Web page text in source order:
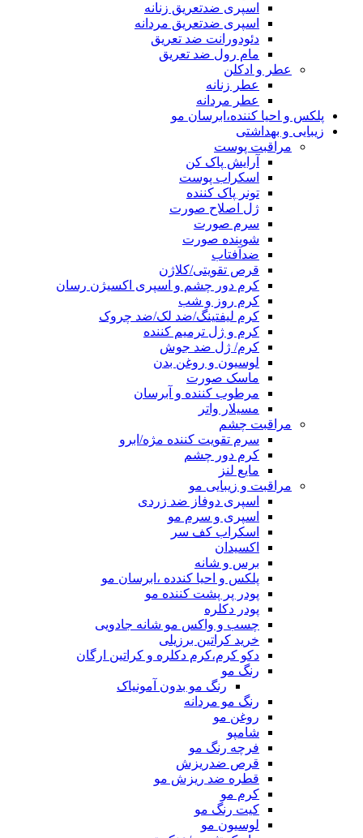
اسپری ضدتعریق زنانه
اسپری ضدتعریق مردانه
دئودورانت ضد تعریق
مام رول ضد تعریق
عطر و ادکلن
عطر زنانه
عطر مردانه
پلکس و احیا کننده،ابرسان مو
زیبایی و بهداشتی
مراقبت پوست
آرایش پاک کن
اسکراب پوست
تونر پاک کننده
ژل اصلاح صورت
سرم صورت
شوینده صورت
ضدآفتاب
قرص تقویتی/کلاژن
کرم دور چشم و اسپری اکسیژن رسان
کرم روز و شب
کرم لیفتینگ/ضد لک/ضد چروک
کرم و ژل ترمیم کننده
کرم/ ژل ضد جوش
لوسیون و روغن بدن
ماسک صورت
مرطوب کننده و آبرسان
مسیلار واتر
مراقبت چشم
سرم تقویت کننده مژه/ابرو
کرم دور چشم
مایع لنز
مراقبت و زیبایی مو
اسپری دوفاز ضد زردی
اسپری و سرم مو
اسکراب کف سر
اکسیدان
برس و شانه
پلکس و احیا کندده ،ابرسان مو
پودر پر پشت کننده مو
پودر دکلره
چسب و واکس مو شانه جادویی
خرید کراتین برزیلی
دکو کرم،کرم دکلره و کراتین ارگان
رنگ مو
رنگ مو بدون آمونیاک
رنگ مو مردانه
روغن مو
شامپو
فرچه رنگ مو
قرص ضدریزش
قطره ضد ریزش مو
کرم مو
کیت رنگ مو
لوسیون مو